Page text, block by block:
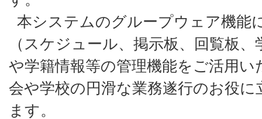
本システムのグループウェア機能
（スケジュール、掲示板、回覧板
や学籍情報等の管理機能をご活用
会や学校の円滑な業務遂行のお役
ます。